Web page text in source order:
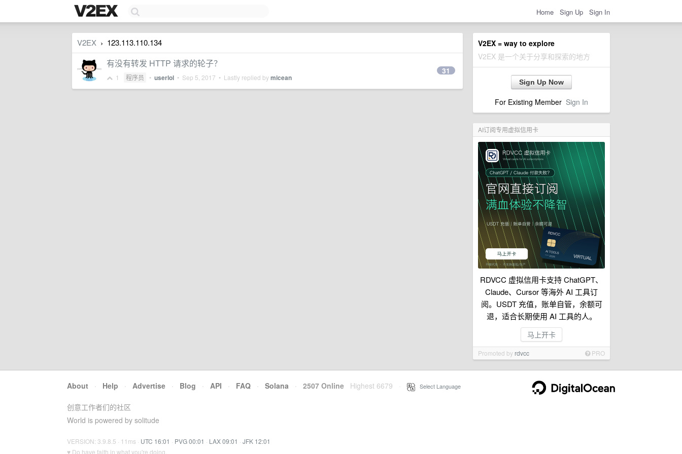
Home Sign Up Sign In
V2EX = way to explore
V2EX 是一个关于分享和探索的地方
Sign Up Now
For Existing Member Sign In
AI订阅专用虚拟信用卡
RDVCC 虚拟信用卡支持 ChatGPT、
Claude、Cursor 等海外 AI 工具订
阅。USDT 充值，账单自管，余额可
退，适合长期使用 AI 工具的人。
马上开卡
Promoted by rdvcc PRO
V2EX › 123.113.110.134
有没有转发 HTTP 请求的轮子？
1 程序员 • userlol • Sep 5, 2017 • Lastly replied bymicean
31
About · Help · Advertise · Blog · API · FAQ · Solana · 2507 Online Highest 6679 Select Language
创意工作者们的社区
World is powered by solitude
VERSION: 3.9.8.5 · 11ms · UTC 16:01 · PVG 00:01 · LAX 09:01 · JFK 12:01
♥ Do have faith in what you're doing.